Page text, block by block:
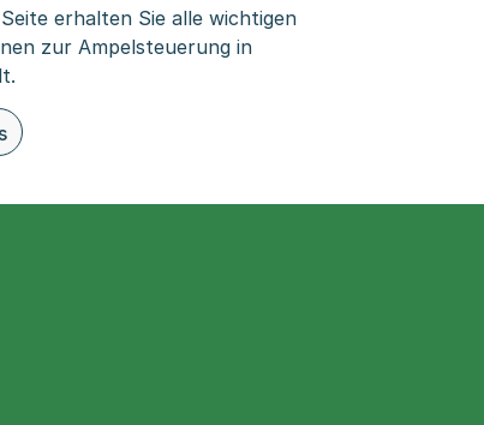
erhalten Sie alle wichtigen
zur Ampelsteuerung in
Ampeln